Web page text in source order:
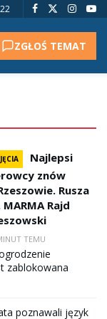
ZGŁOŚ TEMAT
Najlepsi
znów
Rusza
MARMA Rajd
TEMU
zablokowana
poznawali język